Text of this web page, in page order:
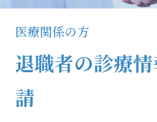
医療関係の方
退職者の診療
請